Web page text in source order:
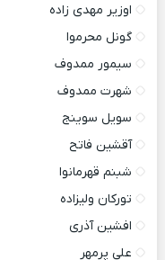
اوزیر مهدی زاده
گونل محرموا
سیمور ممدوف
شهرت ممدوف
سویل سوینج
آقشین فاتح
شبنم قهرمانوا
تورکان ولیزاده
افشین آذری
علی پرمهر